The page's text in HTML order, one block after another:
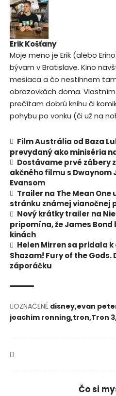
Erik Košťany
Moje meno je Erik (alebo
bývam v Bratislave. Kino
mesiaca a čo nestihnem
obrazovkách doma.
prečítam dobrú knihu či
pohybu po vonku (či už na
Film Austrália od Baza
prevydaný ako miniséria
Dostávame prvé zábery
akčného filmu s Dwaynom
Evansom
Trailer na The Mean
stránku známej vianočnej
Nový krátky trailer na
pripomína, že James
kinách
Helen Mirren sa pridala
Shazam! Fury of the Gods.
záporáčku
OZNAČENÉ disney evan
joachim ronning tron Tron 3
Čo si